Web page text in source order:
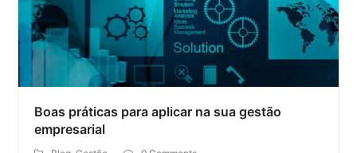
Boas práticas para aplicar na sua gestão
empresarial